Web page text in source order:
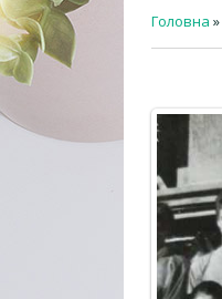
Головна »